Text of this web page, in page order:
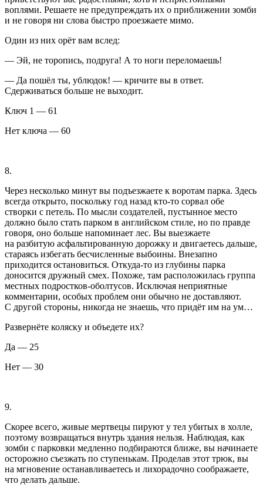
воплями. Решаете не предупреждать их о приближении зомби
и не говоря ни слова быстро проезжаете мимо.
Один из них орёт вам вслед:
— Эй, не торопись, подруга! А то ноги переломаешь!
— Да пошёл ты, ублюдок! — кричите вы в ответ.
Сдерживаться больше не выходит.
Ключ 1 — 61
Нет ключа — 60
8.
Через несколько минут вы подъезжаете к воротам парка. Здесь
всегда открыто, поскольку год назад кто-то сорвал обе
створки с петель. По мысли создателей, пустынное место
должно было стать парком в английском стиле, но по правде
говоря, оно больше напоминает лес. Вы выезжаете
на разбитую асфальтированную дорожку и двигаетесь дальше,
стараясь избегать бесчисленные выбоины. Внезапно
приходится остановиться. Откуда-то из глубины парка
доносится дружный смех. Похоже, там расположилась группа
местных подростков-оболтусов. Исключая неприятные
комментарии, особых проблем они обычно не доставляют.
С другой стороны, никогда не знаешь, что придёт им на ум…
Развернёте коляску и объедете их?
Да — 25
Нет — 30
9.
Скорее всего, живые мертвецы пируют у тел убитых в холле,
поэтому возвращаться внутрь здания нельзя. Наблюдая, как
зомби с парковки медленно подбираются ближе, вы начинаете
осторожно съезжать по ступенькам. Проделав этот трюк, вы
на мгновение останавливаетесь и лихорадочно соображаете,
что делать дальше.